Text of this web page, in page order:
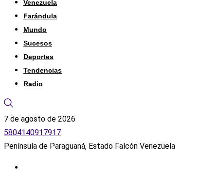
Venezuela
Farándula
Mundo
Sucesos
Deportes
Tendencias
Radio
7 de agosto de 2026
5804140917917
Península de Paraguaná, Estado Falcón Venezuela